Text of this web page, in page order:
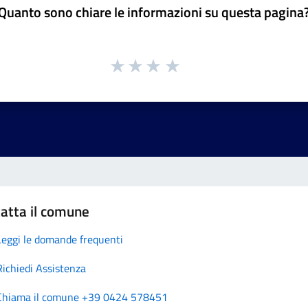
sono chiare le informazioni su questa
il comune
le domande frequenti
Assistenza
il comune +39 0424 578451